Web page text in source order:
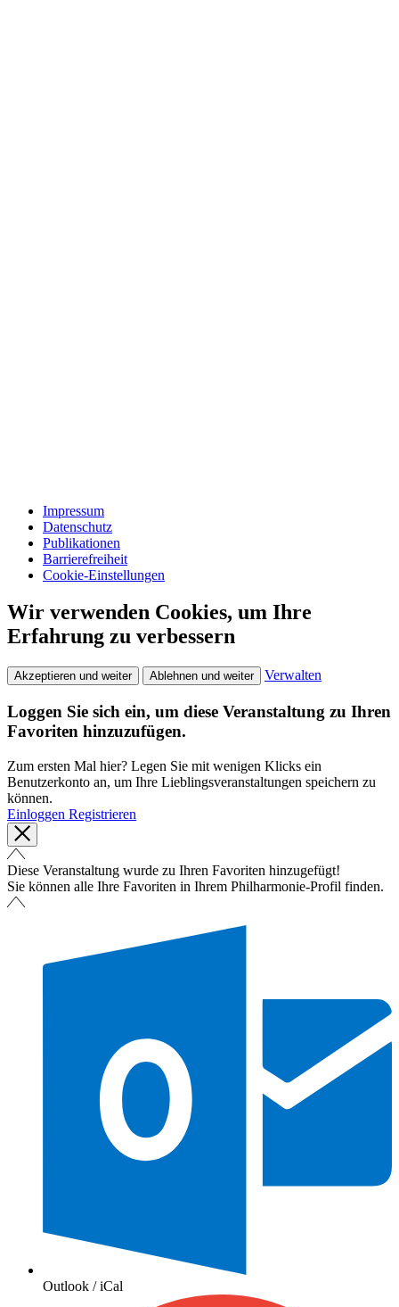
Impressum
Datenschutz
Publikationen
Barrierefreiheit
Cookie-Einstellungen
Wir verwenden Cookies, um Ihre
Erfahrung zu verbessern
Akzeptieren und weiter Ablehnen und weiter Verwalten
Loggen Sie sich ein, um diese Veranstaltung zu Ihren
Favoriten hinzuzufügen.
Zum ersten Mal hier? Legen Sie mit wenigen Klicks ein
Benutzerkonto an, um Ihre Lieblingsveranstaltungen speichern zu
können.
Einloggen Registrieren
Diese Veranstaltung wurde zu Ihren Favoriten hinzugefügt!
Sie können alle Ihre Favoriten in Ihrem Philharmonie-Profil finden.
Outlook / iCal